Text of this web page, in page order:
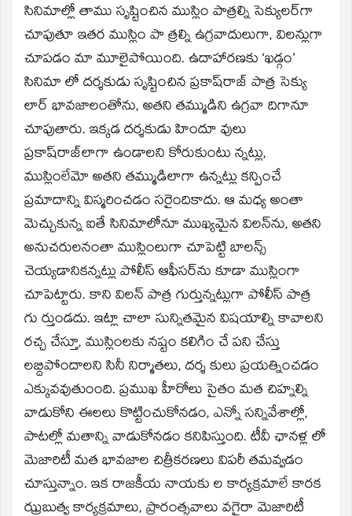
సినిమాల్లో తాము సృష్టించిన ముస్లిం పాత్రల్ని సెక్యులర్‌గా
చూపుతూ ఇతర ముస్లిం పా త్రల్ని ఉగ్రవాదులుగా, విలన్లుగా
చూపడం మా మూలైపోయింది. ఉదాహారణకు ‘ఖడ్గం’
సినిమా లో దర్శకుడు సృష్టించిన ప్రకాష్‌రాజ్‌ పాత్ర సెక్యు
లార్‌ భావజాలంతోను, అతని తమ్ముడిని ఉగ్రవా దిగానూ
చూపుతారు. ఇక్కడ దర్శకుడు హిందూ వులు
ప్రకాష్‌రాజ్‌లాగా ఉండాలని కోరుకుంటు న్నట్లు,
ముస్లింలేమో అతని తమ్ముడిలాగా ఉన్నట్లు కన్పించే
ప్రమాదాన్ని విస్మరించడం సరైందికాదు. ఆ మధ్య అంతా
మెచ్చుకున్న ఐతే సినిమాలోనూ ముఖ్యమైన విలన్‌ను, అతని
అనుచరులనంతా ముస్లింలుగా చూపెట్టి బాలన్స్‌
చెయ్యడానికన్నట్లు పోలీస్‌ ఆఫీసర్‌ను కూడా ముస్లింగా
చూపెట్టారు. కాని విలన్‌ పాత్ర గుర్తున్నట్లుగా పోలీస్‌ పాత్ర
గు ర్తుండదు. ఇట్లా చాలా సున్నితమైన విషయాల్ని కావాలని
రచ్చ చేస్తూ, ముస్లింలకు నష్టం కలిగిం చే పని చేస్తు
లబ్దిపోందాలని సినీ నిర్మాతలు, దర్శ కులు ప్రయత్నించడం
ఎక్కువవుతుంంది. ప్రముఖ హీరోలు సైతం మత చిహ్నల్ని
వాడుకోని ఈలలు కొట్టించుకోనడం, ఎన్నో సన్నివేశాల్లో,
పాటల్లో మతాన్ని వాడుకోనడం కనిపిస్తుంది. టీవీ ఛానళ్ల లో
మెజారిటీ మత భావజాల చిత్రీకరణలు విపరీ తమవ్వడం
చూస్తున్నాం. ఇక రాజకీయ నాయకు ల కార్యక్రమాలే కారక
ఝ్రబుత్వ కార్యక్రమాలు, ప్రారంత్సవాలు వగైరా మెజారిటీ